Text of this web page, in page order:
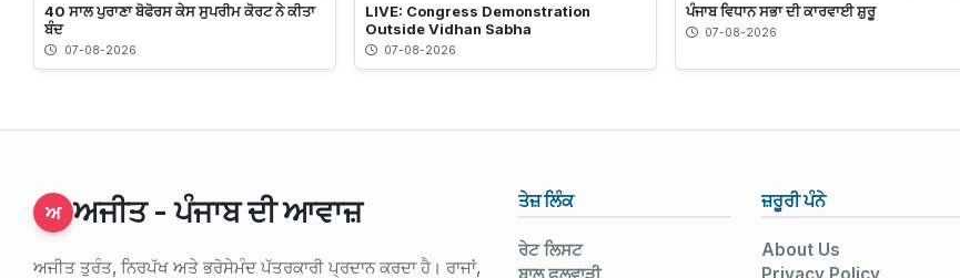
40 ਸਾਲ ਪੁਰਾਣਾ ਬੋਫੋਰਸ ਕੇਸ ਸੁਪਰੀਮ ਕੋਰਟ ਨੇ ਕੀਤਾ
ਬੰਦ
07-08-2026
LIVE: Congress Demonstration
Outside Vidhan Sabha
07-08-2026
ਪੰਜਾਬ ਵਿਧਾਨ ਸਭਾ ਦੀ ਕਾਰਵਾਈ ਸ਼ੁਰੂ
07-08-2026
ਅ ਅਜੀਤ - ਪੰਜਾਬ ਦੀ ਆਵਾਜ਼
ਅਜੀਤ ਤੁਰੰਤ, ਨਿਰਪੱਖ ਅਤੇ ਭਰੋਸੇਮੰਦ ਪੱਤਰਕਾਰੀ ਪ੍ਰਦਾਨ ਕਰਦਾ ਹੈ। ਰਾਜਾਂ,
ਤੇਜ਼ ਲਿੰਕ
ਰੇਟ ਲਿਸਟ
ਜ਼ਰੂਰੀ ਪੰਨੇ
About Us